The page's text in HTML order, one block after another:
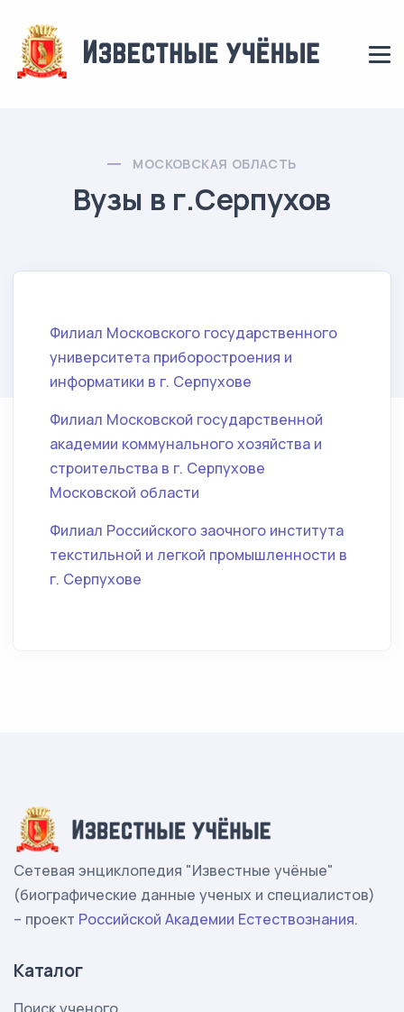
МОСКОВСКАЯ ОБЛАСТЬ
Вузы в г.Серпухов
Филиал Московского государственного
университета приборостроения и
информатики в г. Серпухове
Филиал Московской государственной
академии коммунального хозяйства и
строительства в г. Серпухове
Московской области
Филиал Российского заочного института
текстильной и легкой промышленности в
г. Серпухове
Сетевая энциклопедия "Известные учёные"
(биографические данные ученых и специалистов)
– проект Российской Академии Естествознания.
Каталог